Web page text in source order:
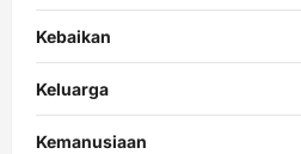
Kebaikan
Keluarga
Kemanusiaan